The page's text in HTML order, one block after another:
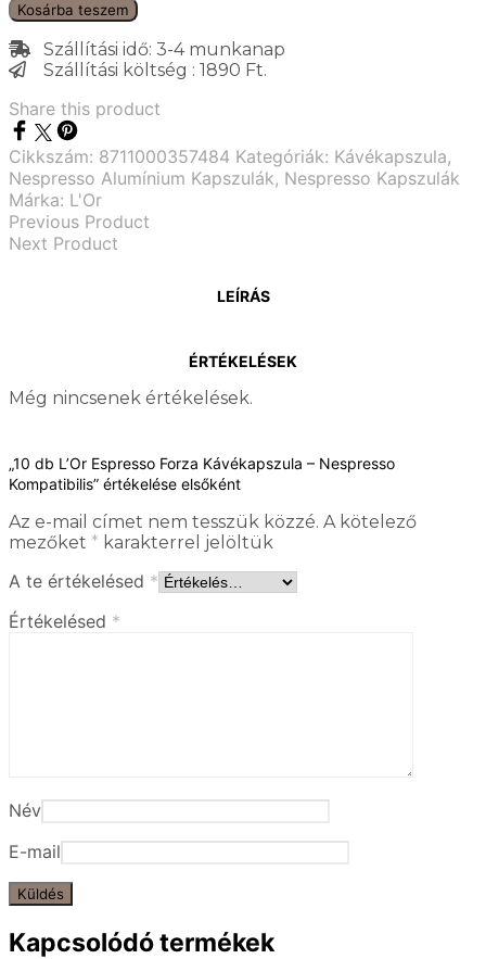
Kosárba teszem
Szállítási idő: 3-4 munkanap
Szállítási költség : 1890 Ft.
Share this product
Cikkszám: 8711000357484 Kategóriák: Kávékapszula,
Nespresso Alumínium Kapszulák, Nespresso Kapszulák
Márka: L'Or
Previous Product
Next Product
LEÍRÁS
ÉRTÉKELÉSEK
Még nincsenek értékelések.
„10 db L’Or Espresso Forza Kávékapszula – Nespresso
Kompatibilis” értékelése elsőként
Az e-mail címet nem tesszük közzé. A kötelező
mezőket * karakterrel jelöltük
A te értékelésed *
Értékelésed *
Név
E-mail
Kapcsolódó termékek